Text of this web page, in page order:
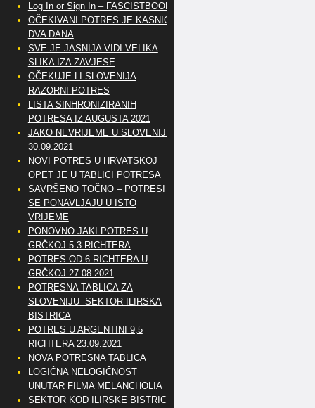
Log In or Sign In – FASCISTBOOK
OČEKIVANI POTRES JE KASNIO
DVA DANA
SVE JE JASNIJA VIDI VELIKA
SLIKA IZA ZAVJESE
OČEKUJE LI SLOVENIJA
RAZORNI POTRES
LISTA SINHRONIZIRANIH
POTRESA IZ AUGUSTA 2021
JAKO NEVRIJEME U SLOVENIJI
30.09.2021
NOVI POTRES U HRVATSKOJ
OPET JE U TABLICI POTRESA
SAVRŠENO TOČNO – POTRESI
SE PONAVLJAJU U ISTO
VRIJEME
PONOVNO JAKI POTRES U
GRČKOJ 5.3 RICHTERA
POTRES OD 6 RICHTERA U
GRČKOJ 27.08.2021
POTRESNA TABLICA ZA
SLOVENIJU -SEKTOR ILIRSKA
BISTRICA
POTRES U ARGENTINI 9,5
RICHTERA 23.09.2021
NOVA POTRESNA TABLICA
LOGIČNA NELOGIČNOST
UNUTAR FILMA MELANCHOLIA
SEKTOR KOD ILIRSKE BISTRICE